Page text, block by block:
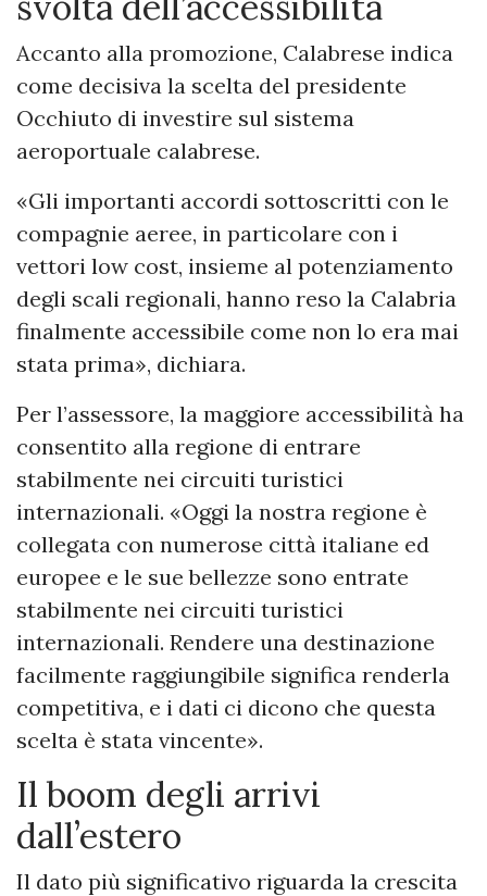
Accanto alla promozione, Calabrese indica
come decisiva la scelta del presidente
Occhiuto di investire sul sistema
aeroportuale calabrese.
«Gli importanti accordi sottoscritti con le
compagnie aeree, in particolare con i
vettori low cost, insieme al potenziamento
degli scali regionali, hanno reso la Calabria
finalmente accessibile come non lo era mai
stata prima», dichiara.
Per l’assessore, la maggiore accessibilità ha
consentito alla regione di entrare
stabilmente nei circuiti turistici
internazionali. «Oggi la nostra regione è
collegata con numerose città italiane ed
europee e le sue bellezze sono entrate
stabilmente nei circuiti turistici
internazionali. Rendere una destinazione
facilmente raggiungibile significa renderla
competitiva, e i dati ci dicono che questa
scelta è stata vincente».
Il boom degli arrivi
dall’estero
Il dato più significativo riguarda la crescita